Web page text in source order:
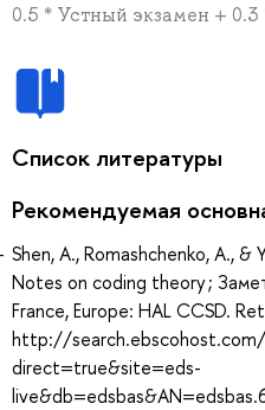
0.5 * Устный экзамен +
Список литературы
Рекомендуемая
Shen, A., Romashchenko, A.,
Notes on coding theory ;
France, Europe: HAL CCSD.
http://search.ebscohost.com/
direct=true&site=eds-